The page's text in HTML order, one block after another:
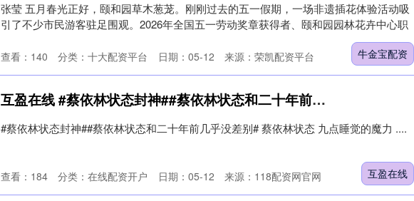
张莹 五月春光正好，颐和园草木葱茏。刚刚过去的五一假期，一场非遗插花体验活动吸
引了不少市民游客驻足围观。2026年全国五一劳动奖章获得者、颐和园园林花卉中心职
牛金宝配资
日期：05-12 来源：荣凯配资平台
查看： 140 分类： 十大配资平台
互盈在线 #蔡依林状态封神##蔡依林状态和二十年前几乎没差别# 蔡依林状态 九
#蔡依林状态封神##蔡依林状态和二十年前几乎没差别# 蔡依林状态 九点睡觉的魔力 ​​​....
互盈在线
日期：05-12 来源：118配资网官网
查看： 184 分类： 在线配资开户